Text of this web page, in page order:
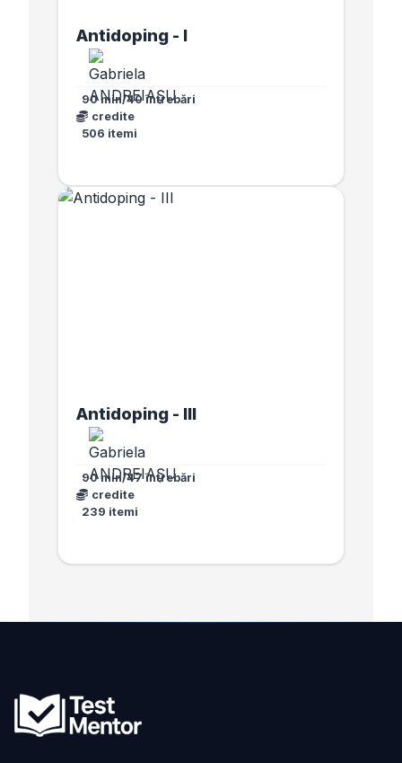
Antidoping - I
90 min/40 întrebări
credite
506 itemi
Antidoping - III
90 min/47 întrebări
credite
239 itemi